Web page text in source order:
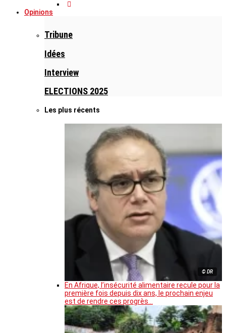
Opinions
Tribune
Idées
Interview
ELECTIONS 2025
Les plus récents
© DR
En Afrique, l’insécurité alimentaire recule pour la
première fois depuis dix ans, le prochain enjeu
est de rendre ces progrès…